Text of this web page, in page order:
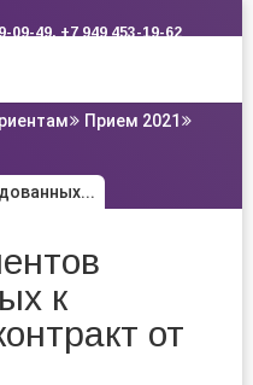
09-49, +7 949 453-19-62
Прием 2021
к
от